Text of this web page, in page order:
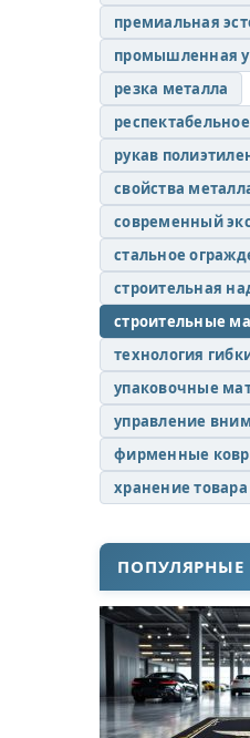
премиальная
промышленная
резка металла
рукав
свойства
современный
стальное
строительная
строительные
технология
упаковочные
управление
фирменные
хранение товара
ПОПУЛЯРНЫЕ